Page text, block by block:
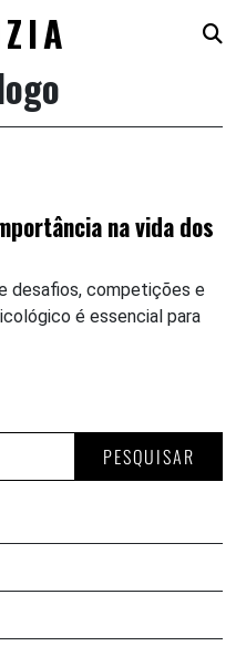
na vida dos
desafios, competições e
é essencial para
PESQUISAR